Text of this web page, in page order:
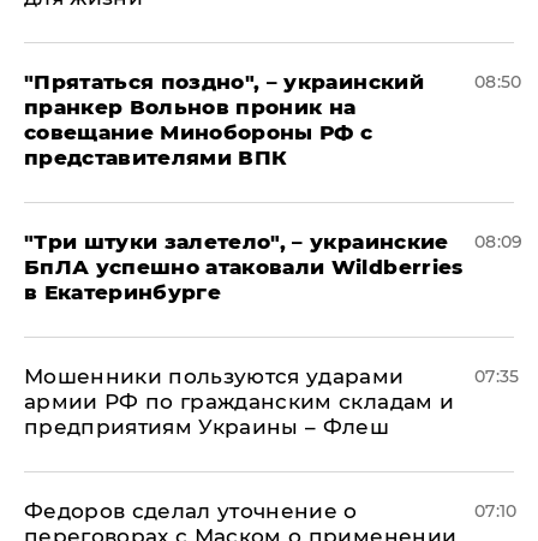
"Прятаться поздно", – украинский
пранкер Вольнов проник на
совещание Минобороны РФ с
представителями ВПК
08:50
"Три штуки залетело", – украинские
БпЛА успешно атаковали Wildberries
в Екатеринбурге
08:09
Мошенники пользуются ударами
армии РФ по гражданским складам и
предприятиям Украины – Флеш
07:35
Федоров сделал уточнение о
переговорах с Маском о применении
07:10